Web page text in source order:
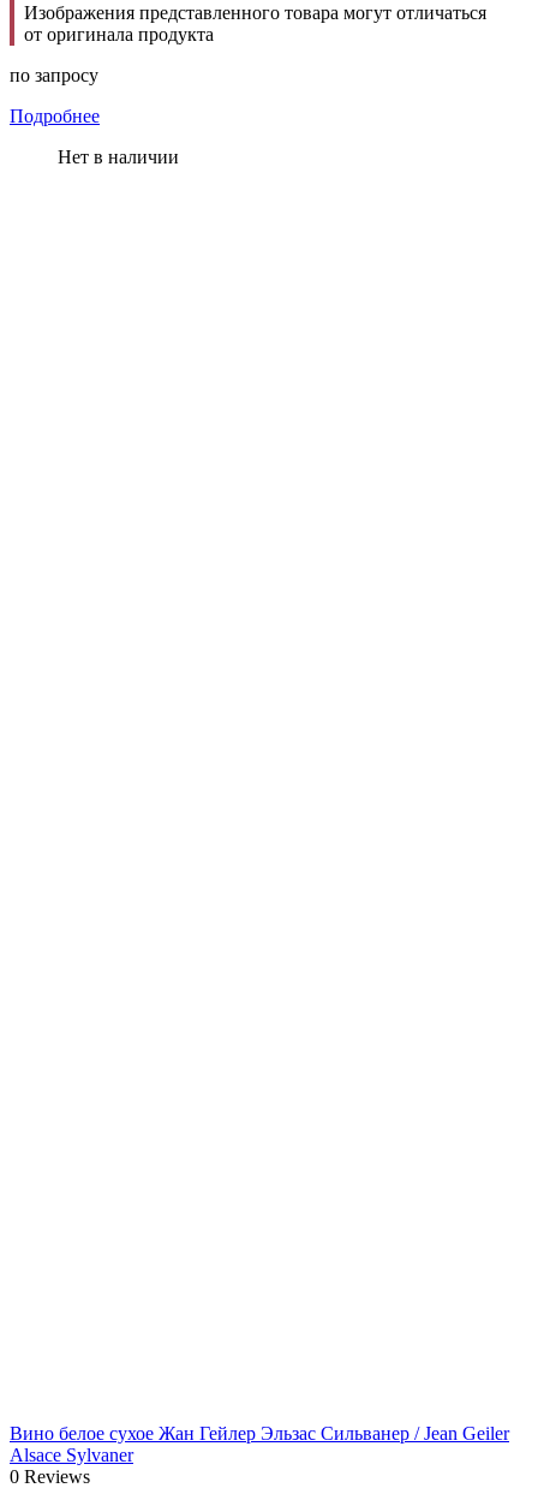
Изображения представленного товара могут отличаться
от оригинала продукта
по запросу
Подробнее
Нет в наличии
Вино белое сухое Жан Гейлер Эльзас Сильванер / Jean Geiler
Alsace Sylvaner
0 Reviews